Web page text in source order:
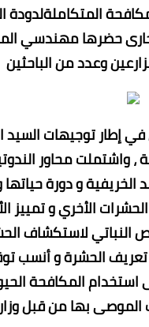
المتكاملةلدودة
بالدقهلية والشرقية يومى ٣ و ١٠
وعدد من الباحثين
إطار توجيهات السيد
واشتملت محاور
الخريفية و دورة
الأخري و تمييز
النباتي لاستكشاف
تعريف الحشرة و
المكافحة
الموصى بها من قبل